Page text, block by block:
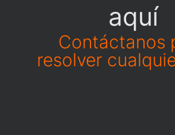
aquí
Contáctanos
resolver